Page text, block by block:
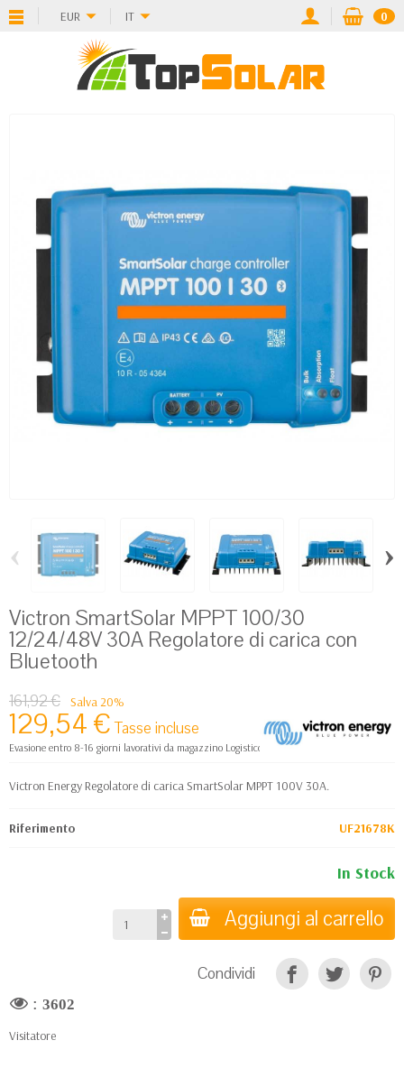
EUR IT 0
‹ ›
Victron SmartSolar MPPT 100/30
12/24/48V 30A Regolatore di carica con
Bluetooth
161,92 € Salva 20%
129,54 € Tasse incluse
Evasione entro 8-16 giorni lavorativi da magazzino Logistico Europa
Victron Energy Regolatore di carica SmartSolar MPPT 100V 30A.
Riferimento UF21678K
In Stock
Aggiungi al carrello
Condividi
: 3602
Visitatore